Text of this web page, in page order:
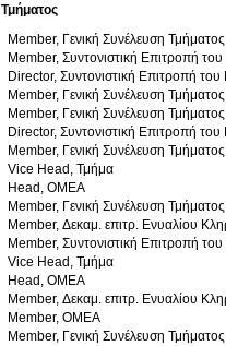
Τμήματος
Member, Γενική Συνέλευση Τμήματος
Member, Συντονιστική Επιτροπή
Director, Συντονιστική Επιτροπή
Member, Γενική Συνέλευση Τμήματος
Member, Γενική Συνέλευση Τμήματος
Director, Συντονιστική Επιτροπή
Member, Γενική Συνέλευση Τμήματος
Vice Head, Τμήμα
Head, ΟΜΕΑ
Member, Γενική Συνέλευση Τμήματος
Member, Δεκαμ. επιτρ. Ενυαλίου
Member, Συντονιστική Επιτροπή
Vice Head, Τμήμα
Head, ΟΜΕΑ
Member, Δεκαμ. επιτρ. Ενυαλίου
Member, ΟΜΕΑ
Member, Γενική Συνέλευση Τμήματος